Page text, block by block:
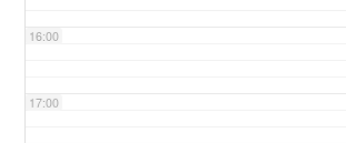
16:00
17:00